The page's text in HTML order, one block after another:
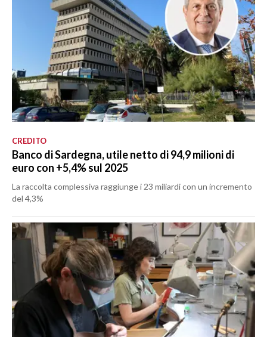
CREDITO
Banco di Sardegna, utile netto di 94,9 milioni di
euro con +5,4% sul 2025
La raccolta complessiva raggiunge i 23 miliardi con un incremento
del 4,3%